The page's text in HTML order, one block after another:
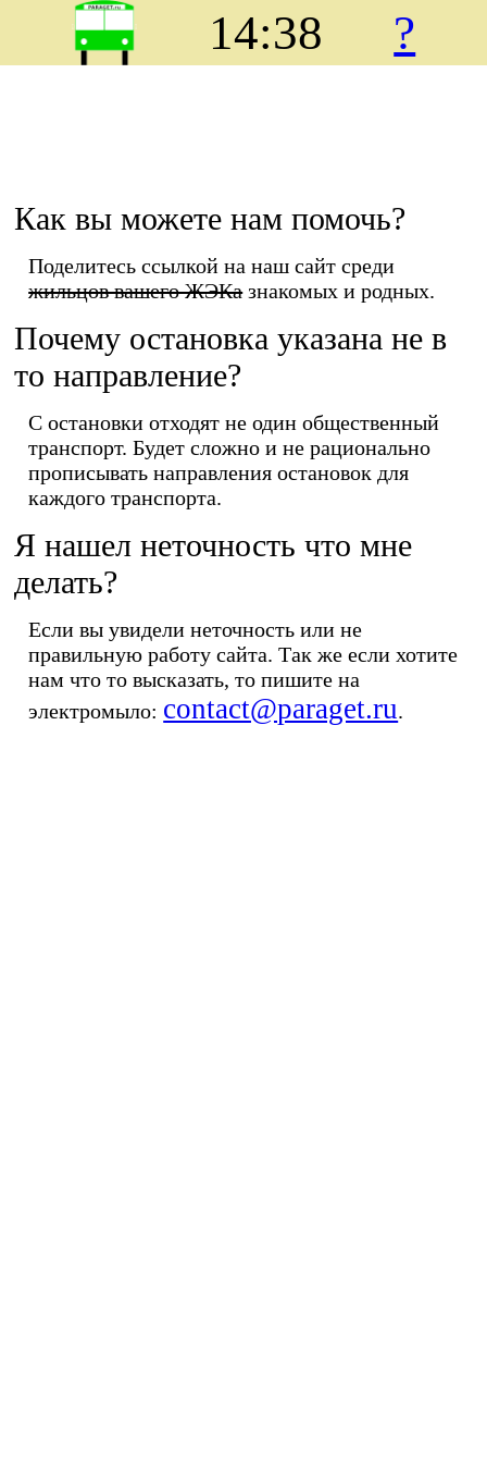
14:38 ?
Как вы можете нам помочь?
Поделитесь ссылкой на наш сайт среди
жильцов вашего ЖЭКазнакомых и родных.
Почему остановка указана не в
то направление?
С остановки отходят не один общественный
транспорт. Будет сложно и не рационально
прописывать направления остановок для
каждого транспорта.
Я нашел неточность что мне
делать?
Если вы увидели неточность или не
правильную работу сайта. Так же если хотите
нам что то высказать, то пишите на
электромыло: contact@paraget.ru.